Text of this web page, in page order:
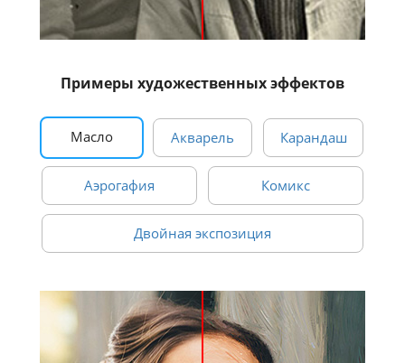
Примеры художественных эффектов
Масло Акварель Карандаш
Аэрогафия Комикс
Двойная экспозиция